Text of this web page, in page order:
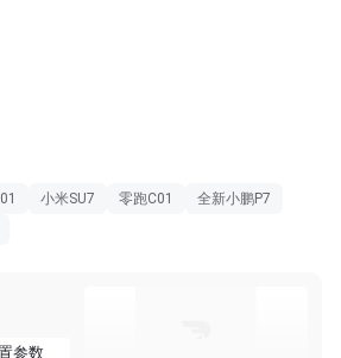
小米SU7 零跑C01
全新小鹏P7
参数